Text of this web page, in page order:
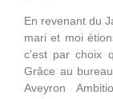
En revenant du
mari et moi
c’est par choix
Grâce au
Aveyron